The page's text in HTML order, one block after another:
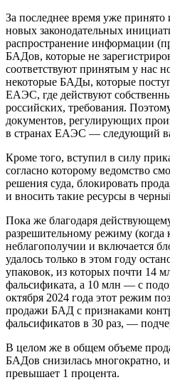
За последнее время уже принято
новых законодательных
распространение информации
БАДов, которые не
соответствуют принятым у нас
некоторые БАДы, которые
ЕАЭС, где действуют
российских, требования.
документов, регулирующих
в странах ЕАЭС — следующий
Кроме того, вступил в силу
согласно которому ведомство
решения суда, блокировать
и вносить такие ресурсы в
Пока же благодаря
разрешительному режиму (когда
неблагополучии и включается
удалось только в этом году
упаковок, из которых почти 14
фальсификата, а 10 млн — с
октября 2024 года этот режим
продажи БАД с признаками
фальсификатов в 30 раз, —
В целом же в общем объеме
БАДов снизилась многократно,
превышает 1 процента.